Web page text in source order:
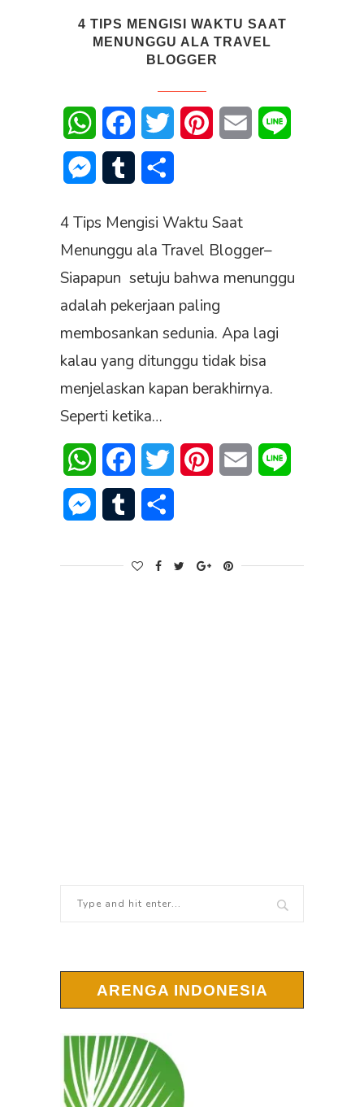
4 TIPS MENGISI WAKTU SAAT
MENUNGGU ALA TRAVEL
BLOGGER
WhatsAppFacebookTwitter PinterestEmail
Messenger
Tumblr
4 Tips Mengisi Waktu Saat
Menunggu ala Travel Blogger–
Siapapun setuju bahwa menunggu
adalah pekerjaan paling
membosankan sedunia. Apa lagi
kalau yang ditunggu tidak bisa
menjelaskan kapan berakhirnya.
Seperti ketika…
WhatsAppFacebookTwitter PinterestEmail
Messenger
Tumblr
ARENGA INDONESIA